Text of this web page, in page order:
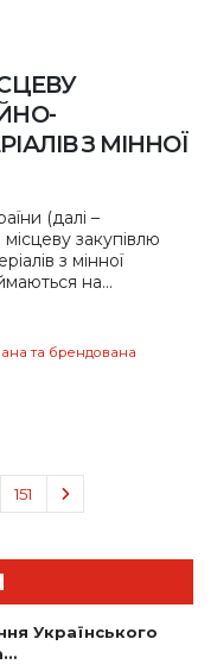
З МІННОЇ
(далі –
закупівлю
з мінної
на...
та брендована
151
Українського